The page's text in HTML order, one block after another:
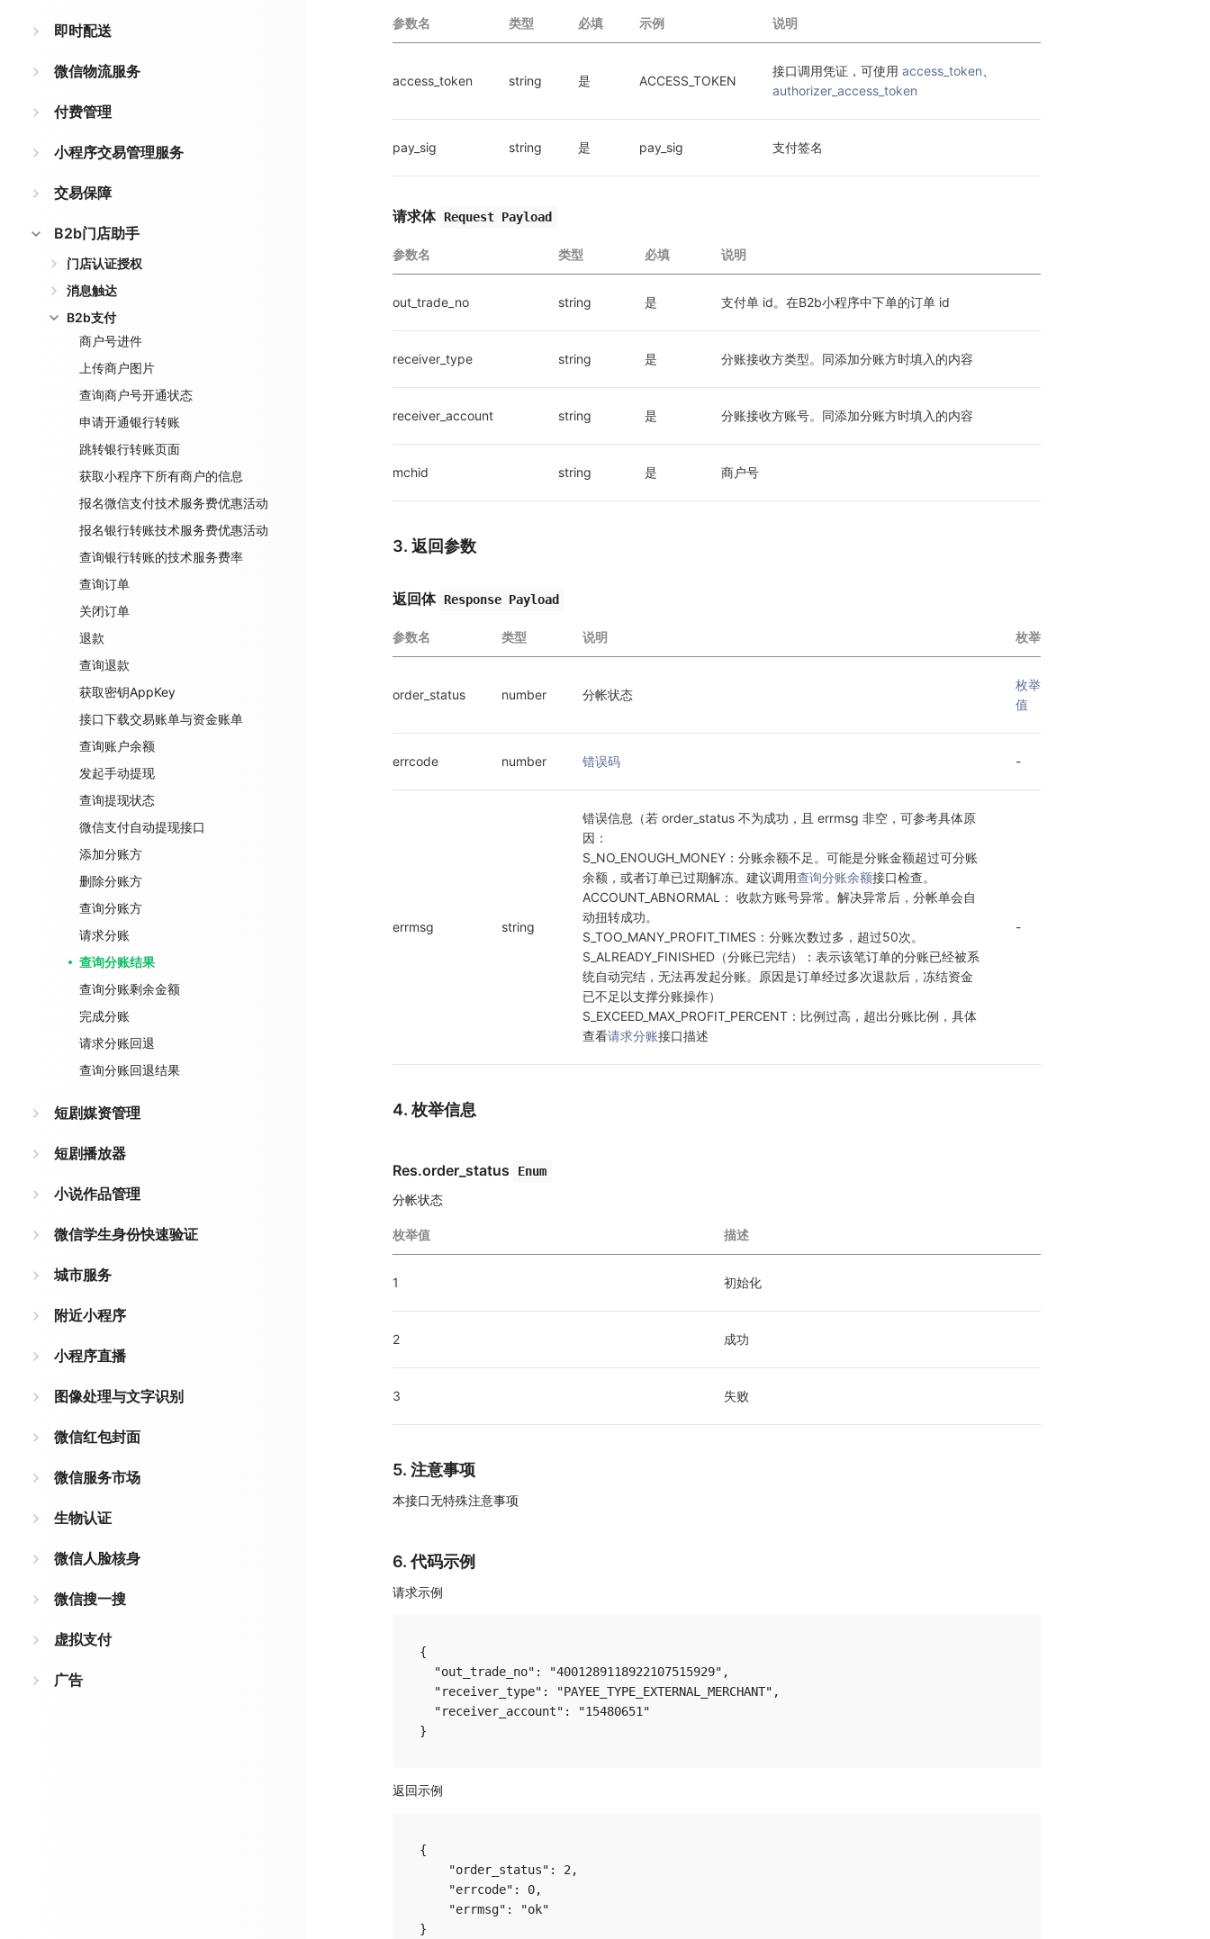
即时配送
微信物流服务
付费管理
小程序交易管理服务
交易保障
B2b门店助手
门店认证授权
消息触达
B2b支付
商户号进件
上传商户图片
查询商户号开通状态
申请开通银行转账
跳转银行转账页面
获取小程序下所有商户的信息
报名微信支付技术服务费优惠活动
报名银行转账技术服务费优惠活动
查询银行转账的技术服务费率
查询订单
关闭订单
退款
查询退款
获取密钥AppKey
接口下载交易账单与资金账单
查询账户余额
发起手动提现
查询提现状态
微信支付自动提现接口
添加分账方
删除分账方
查询分账方
请求分账
查询分账结果
查询分账剩余金额
完成分账
请求分账回退
查询分账回退结果
短剧媒资管理
短剧播放器
小说作品管理
微信学生身份快速验证
城市服务
附近小程序
小程序直播
图像处理与文字识别
微信红包封面
微信服务市场
生物认证
微信人脸核身
微信搜一搜
虚拟支付
广告
参数名 类型 必填 示例 说明
access_token string 是 ACCESS_TOKEN
接口调用凭证，可使用 access_token
authorizer_access_token
pay_sig string 是 pay_sig 支付签名
请求体 Request Payload
参数名 类型 必填 说明
out_trade_no string 是 支付单 id。在B2b小程序中下单的订单 id
receiver_type string 是 分账接收方类型。同添加分账方时填入的内容
receiver_account string 是 分账接收方账号。同添加分账方时填入的内容
mchid string 是 商户号
3. 返回参数
返回体 Response Payload
参数名 类型 说明 枚举
order_status number 分帐状态
枚举
值
errcode number 错误码 -
errmsg string
错误信息（若 order_status 不为成功，且 errmsg 非空，可参考具体原
因：
S_NO_ENOUGH_MONEY：分账余额不足。可能是分账金额超过可分账
余额，或者订单已过期解冻。建议调用查询分账余额接口检查。
ACCOUNT_ABNORMAL： 收款方账号异常。解决异常后，分帐单会自
动扭转成功。
S_TOO_MANY_PROFIT_TIMES：分账次数过多，超过50次。
S_ALREADY_FINISHED（分账已完结）：表示该笔订单的分账已经被系
统自动完结，无法再发起分账。原因是订单经过多次退款后，冻结资金
已不足以支撑分账操作）
S_EXCEED_MAX_PROFIT_PERCENT：比例过高，超出分账比例，具体
查看请求分账接口描述
-
4. 枚举信息
Res.order_status Enum
分帐状态
枚举值 描述
1 初始化
2 成功
3 失败
5. 注意事项
本接口无特殊注意事项
6. 代码示例
请求示例
{
  "out_trade_no": "4001289118922107515929",
  "receiver_type": "PAYEE_TYPE_EXTERNAL_MERCHANT",
  "receiver_account": "15480651"
返回示例
{
    "order_status": 2,
    "errcode": 0,
    "errmsg": "ok"